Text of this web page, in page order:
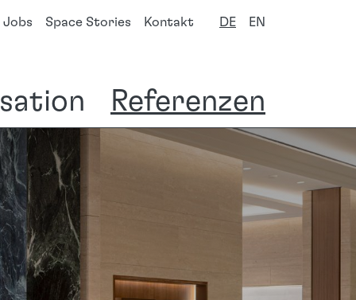
Referenzen
Jobs Space Stories Kontakt DE EN